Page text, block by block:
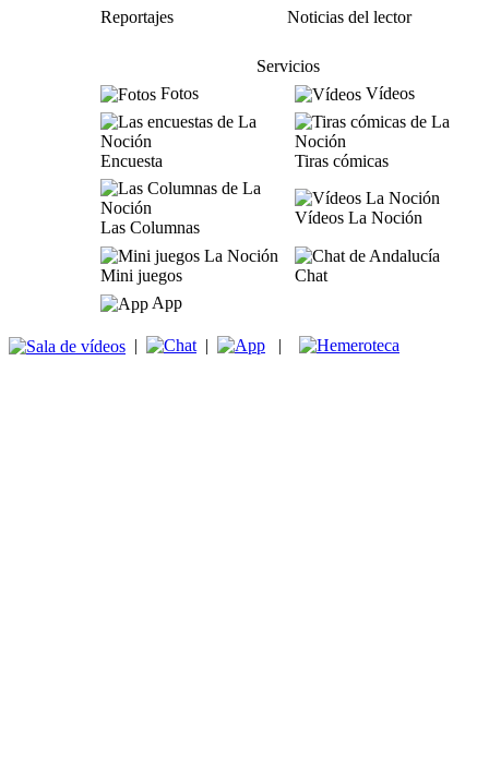
Reportajes
Noticias del lector
Servicios
Fotos
Vídeos
Encuesta Tiras cómicas
Las Columnas
Vídeos La Noción
Mini juegos
Chat
App
| | |